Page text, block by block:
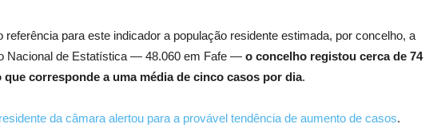
para este indicador a população residente estimada, por concelho, a
Nacional de Estatística — 48.060 em Fafe — o concelho registou cerca de 74
corresponde a uma média de cinco casos por dia.
da câmara alertou para a provável tendência de aumento de casos.